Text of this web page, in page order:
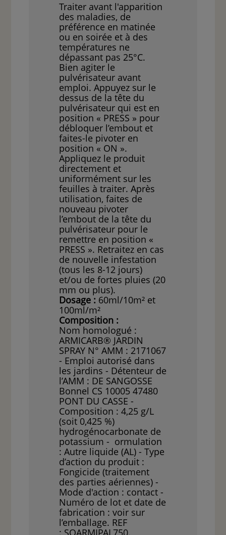
Traiter avant l'apparition
des maladies, de
préférence en matinée
ou en soirée et à des
températures ne
dépassant pas 25°C.
Bien agiter le
pulvérisateur avant
emploi. Appuyez sur le
dessus de la tête du
pulvérisateur qui est en
position « PRESS » pour
débloquer l’embout et
faites-le pivoter en
position « ON ».
Appliquez le produit
directement et
uniformément sur les
feuilles à traiter. Après
utilisation, faites de
nouveau pivoter
l’embout de la tête du
pulvérisateur pour le
remettre en position «
PRESS ». Retraitez en cas
de nouvelle infestation
(tous les 8-12 jours)
et/ou de fortes pluies (20
mm ou plus).
Dosage : 60ml/10m² et
100ml/m²
Composition :
Nom homologué :
ARMICARB® JARDIN
SPRAY N° AMM : 2171067
- Emploi autorisé dans
les jardins - Détenteur de
l’AMM : DE SANGOSSE
Bonnel CS 10005 47480
PONT DU CASSE -
Composition : 4,25 g/L
(soit 0,425 %)
hydrogénocarbonate de
potassium - ormulation
: Autre liquide (AL) - Type
d’action du produit :
Fongicide (traitement
des parties aériennes) -
Mode d'action : contact -
Numéro de lot et date de
fabrication : voir sur
l’emballage. REF